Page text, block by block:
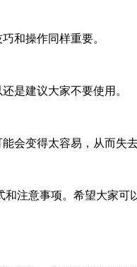
和操作同样重要。
是建议大家不要使用。
会变得太容易，从而失去
注意事项。希望大家可